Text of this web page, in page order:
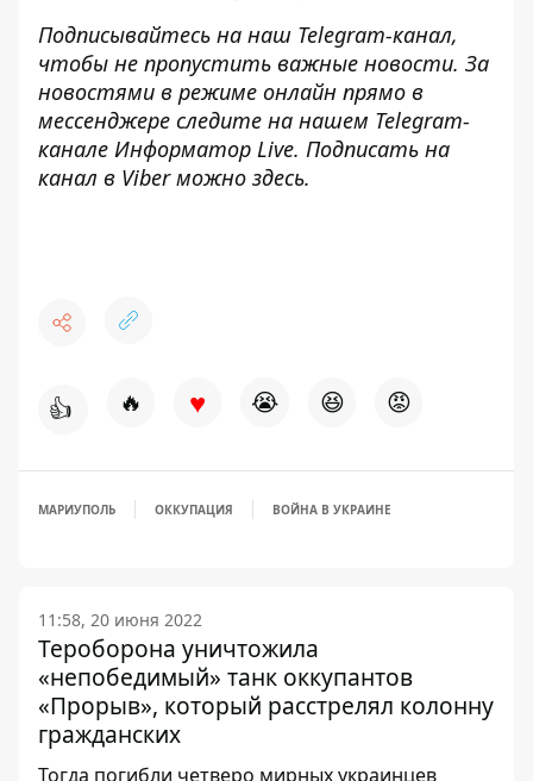
Подписывайтесь на наш Telegram-канал,
чтобы не пропустить важные новости. За
новостями в режиме онлайн прямо в
мессенджере следите на нашем Telegram-
канале Информатор Live. Подписать на
канал в Viber можно здесь.
👍 🔥 ♥ 😭 😆 😡
МАРИУПОЛЬ ОККУПАЦИЯ ВОЙНА В УКРАИНЕ
11:58, 20 июня 2022
Тероборона уничтожила
«непобедимый» танк оккупантов
«Прорыв», который расстрелял колонну
гражданских
Тогда погибли четверо мирных украинцев